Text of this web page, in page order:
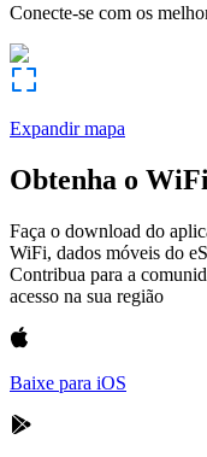
Conecte-se com os
Expandir mapa
Obtenha o
Faça o download do
WiFi, dados móveis do
Contribua para a
acesso na sua região
Baixe para iOS